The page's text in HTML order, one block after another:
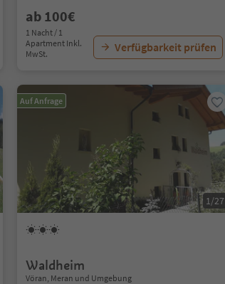
ab 100€
1 Nacht / 1
Apartment Inkl.
MwSt.
Verfügbarkeit prüfen
Auf Anfrage
1/27
Waldheim
Vöran, Meran und Umgebung